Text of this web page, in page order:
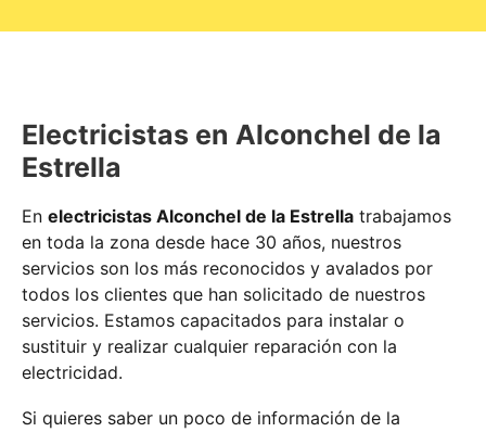
Electricistas en Alconchel de la
Estrella
En electricistas Alconchel de la Estrella trabajamos
en toda la zona desde hace 30 años, nuestros
servicios son los más reconocidos y avalados por
todos los clientes que han solicitado de nuestros
servicios. Estamos capacitados para instalar o
sustituir y realizar cualquier reparación con la
electricidad.
Si quieres saber un poco de información de la